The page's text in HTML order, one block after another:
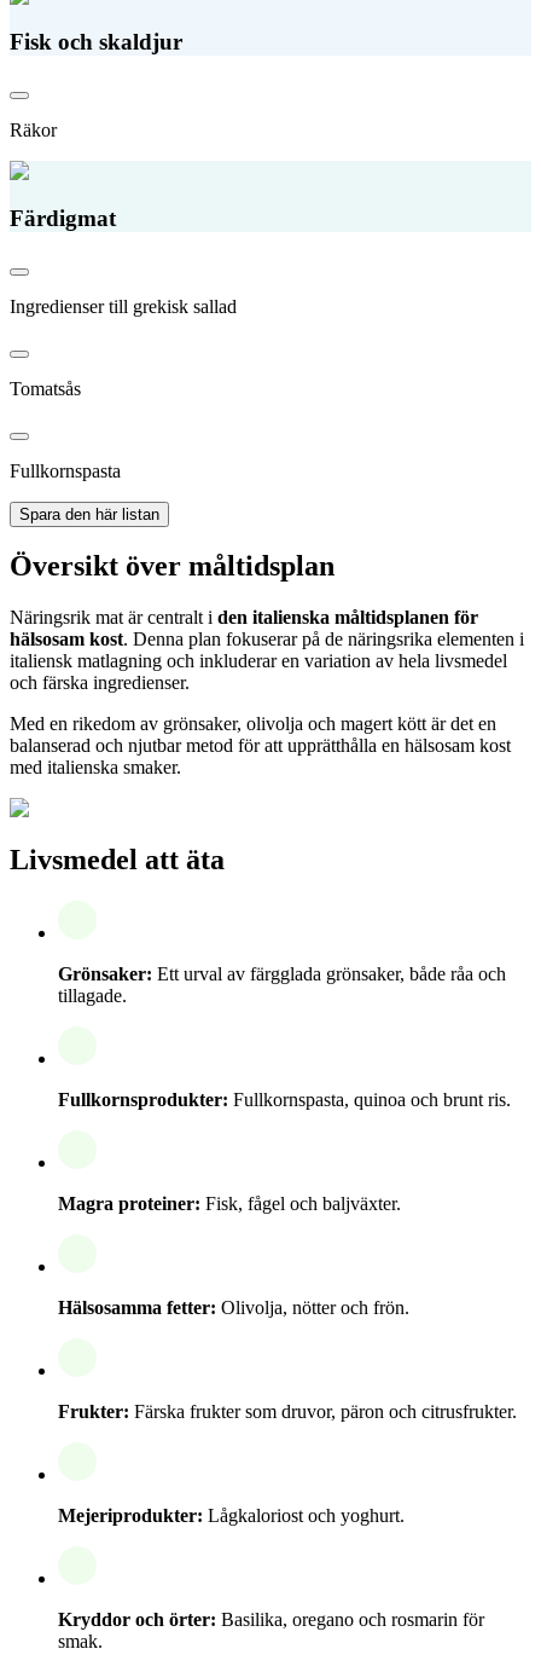
Fisk och skaldjur
Räkor
Färdigmat
Ingredienser till grekisk sallad
Tomatsås
Fullkornspasta
Spara den här listan
Översikt över måltidsplan
Näringsrik mat är centralt i den italienska måltidsplanen för
hälsosam kost. Denna plan fokuserar på de näringsrika elementen i
italiensk matlagning och inkluderar en variation av hela livsmedel
och färska ingredienser.
Med en rikedom av grönsaker, olivolja och magert kött är det en
balanserad och njutbar metod för att upprätthålla en hälsosam kost
med italienska smaker.
Livsmedel att äta
Grönsaker: Ett urval av färgglada grönsaker, både råa och
tillagade.
Fullkornsprodukter: Fullkornspasta, quinoa och brunt ris.
Magra proteiner: Fisk, fågel och baljväxter.
Hälsosamma fetter: Olivolja, nötter och frön.
Frukter: Färska frukter som druvor, päron och citrusfrukter.
Mejeriprodukter: Lågkaloriost och yoghurt.
Kryddor och örter: Basilika, oregano och rosmarin för
smak.